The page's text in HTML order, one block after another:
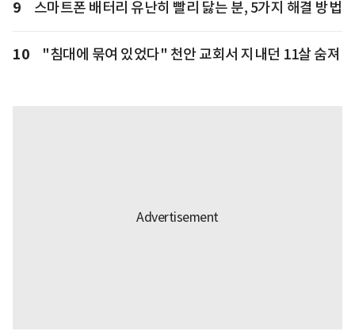
9 스마트폰 배터리 유난히 빨리 닳는 분, 5가지 해결 방법
10 "침대에 묶여 있었다" 천안 교회서 지내던 11살 숨져